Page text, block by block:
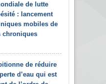
de lutte
: lancement
mobiles de
chroniques
de réduire
d’eau qui est